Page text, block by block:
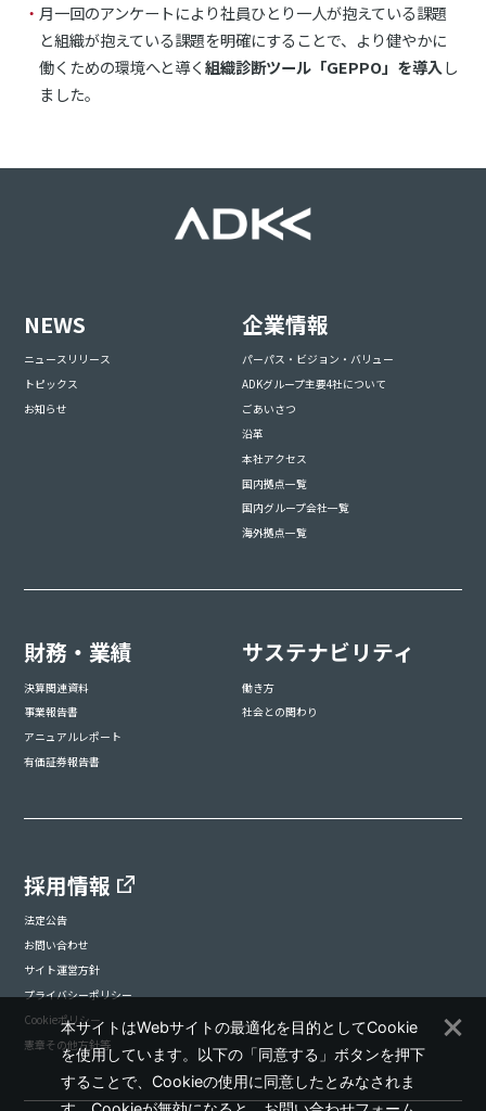
月一回のアンケートにより社員ひとり一人が抱えている課題
と組織が抱えている課題を明確にすることで、より健やかに
働くための環境へと導く組織診断ツール「GEPPO」を導入し
ました。
NEWS
ニュースリリース
トピックス
お知らせ
企業情報
パーパス・ビジョン・バリュー
ADKグループ主要4社について
ごあいさつ
沿革
本社アクセス
国内拠点一覧
国内グループ会社一覧
海外拠点一覧
財務・業績
決算関連資料
事業報告書
アニュアルレポート
有価証券報告書
サステナビリティ
働き方
社会との関わり
採用情報
法定公告
お問い合わせ
サイト運営方針
プライバシーポリシー
Cookieポリシー
憲章その他方針等
本サイトはWebサイトの最適化を目的としてCookie
を使用しています。以下の「同意する」ボタンを押下
することで、Cookieの使用に同意したとみなされま